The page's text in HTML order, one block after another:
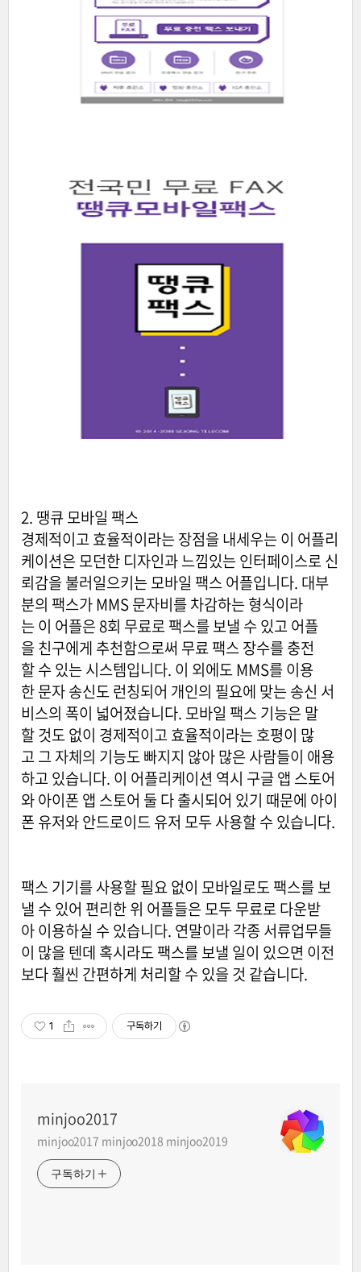
2. 땡큐 모바일 팩스
경제적이고 효율적이라는 장점을 내세우는 이 어플리
케이션은 모던한 디자인과 느낌있는 인터페이스로 신
뢰감을 불러일으키는 모바일 팩스 어플입니다. 대부
분의 팩스가 MMS 문자비를 차감하는 형식이라
는 이 어플은 8회 무료로 팩스를 보낼 수 있고 어플
을 친구에게 추천함으로써 무료 팩스 장수를 충전
할 수 있는 시스템입니다. 이 외에도 MMS를 이용
한 문자 송신도 런칭되어 개인의 필요에 맞는 송신 서
비스의 폭이 넓어졌습니다. 모바일 팩스 기능은 말
할 것도 없이 경제적이고 효율적이라는 호평이 많
고 그 자체의 기능도 빠지지 않아 많은 사람들이 애용
하고 있습니다. 이 어플리케이션 역시 구글 앱 스토어
와 아이폰 앱 스토어 둘 다 출시되어 있기 때문에 아이
폰 유저와 안드로이드 유저 모두 사용할 수 있습니다.
팩스 기기를 사용할 필요 없이 모바일로도 팩스를 보
낼 수 있어 편리한 위 어플들은 모두 무료로 다운받
아 이용하실 수 있습니다. 연말이라 각종 서류업무들
이 많을 텐데 혹시라도 팩스를 보낼 일이 있으면 이전
보다 훨씬 간편하게 처리할 수 있을 것 같습니다.
1 구독하기
minjoo2017
minjoo2017 minjoo2018 minjoo2019
구독하기